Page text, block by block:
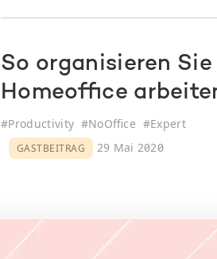
So organisieren
Homeoffice
#Productivity #NoOffice #Expert
GASTBEITRAG 29 Mai 2020